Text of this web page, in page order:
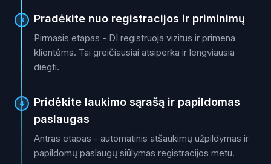
3 Pradėkite nuo registracijos ir priminimų
Pirmasis etapas - DI registruoja vizitus ir primena
klientėms. Tai greičiausiai atsiperka ir lengviausia
diegti.
4
Pridėkite laukimo sąrašą ir papildomas
paslaugas
Antras etapas - automatinis atšaukimų užpildymas ir
papildomų paslaugų siūlymas registracijos metu.